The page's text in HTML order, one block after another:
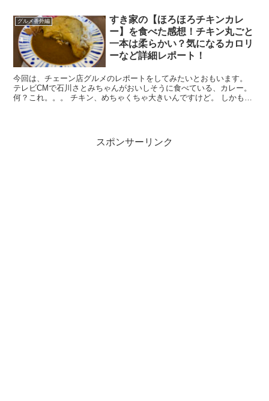
グルメ番外編
すき家の【ほろほろチキンカレ
ー】を食べた感想！チキン丸ごと
一本は柔らかい？気になるカロリ
ーなど詳細レポート！
今回は、チェーン店グルメのレポートをしてみたいとおもいます。
テレビCMで石川さとみちゃんがおいしそうに食べている、カレー。
何？これ。。。 チキン、めちゃくちゃ大きいんですけど。 しかもス
スポンサーリンク